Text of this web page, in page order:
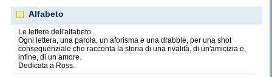
Alfabeto
Le lettere dell'alfabeto.
Ogni lettera, una parola, un aforisma e una drabble, per una shot
consequenziale che racconta la storia di una rivalità, di un'amicizia e,
infine, di un amore.
Dedicata a Ross.